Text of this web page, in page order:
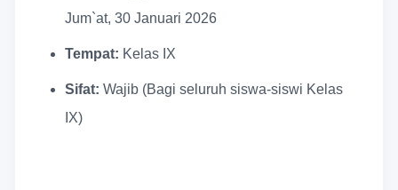
Jum`at, 30 Januari 2026
Tempat: Kelas IX
Sifat: Wajib (Bagi seluruh siswa-siswi Kelas
IX)